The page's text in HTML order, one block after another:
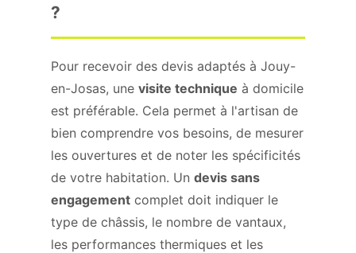
?
Pour recevoir des devis adaptés à Jouy-
en-Josas, une visite technique à domicile
est préférable. Cela permet à l'artisan de
bien comprendre vos besoins, de mesurer
les ouvertures et de noter les spécificités
de votre habitation. Un devis sans
engagement complet doit indiquer le
type de châssis, le nombre de vantaux,
les performances thermiques et les